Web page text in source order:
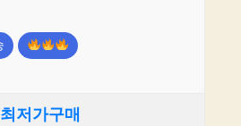
최저가구매